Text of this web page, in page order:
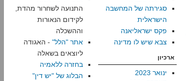
סגירתה של המחשבה
הישראלית
פקס ישראליאנה
צבא שיש לו מדינה
ארכיון
ינואר 2023
התנועה לשחרור מהדת,
לקידום הנאורות
וההשכלה
אתר "הלל" - האגודה
ליוצאים בשאלה
בחזרה ללאמיה
הבלוג של "יש דין"